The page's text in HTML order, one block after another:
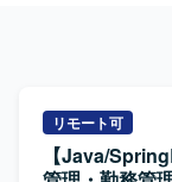
リモート可
【Java/